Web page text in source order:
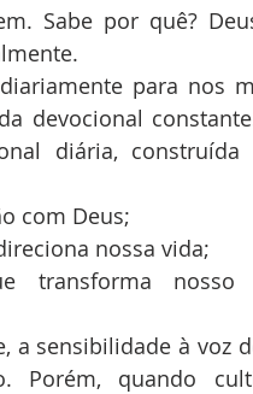
Sabe por quê?
para nos
devocional
diária, construída
com Deus;
nossa vida;
transforma nosso
a sensibilidade à voz
Porém, quando